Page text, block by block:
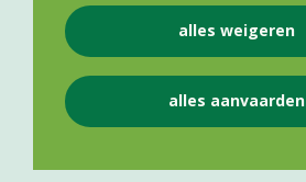
alles weigeren
alles aanvaarden
Lange Leemstraat 187
Antwerpen
BE 0841 975 143